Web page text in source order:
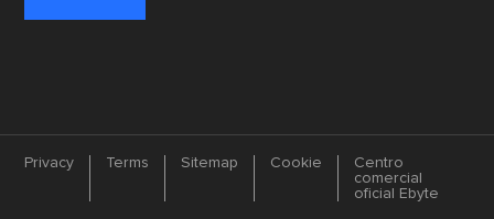
Privacy Terms Sitemap Cookie
Centro
comercial
oficial Ebyte